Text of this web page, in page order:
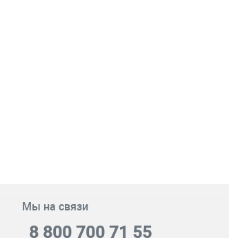
Мы на связи
8 800 700 71 55